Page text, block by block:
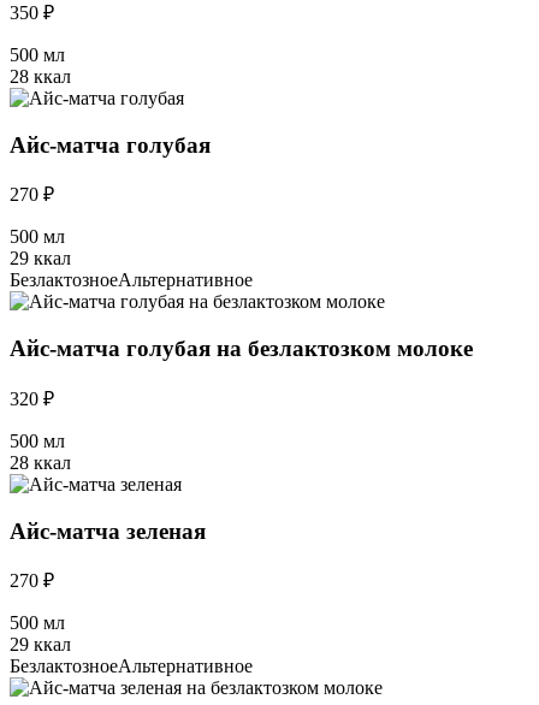
350 ₽
500 мл
28 ккал
Айс-матча голубая
270 ₽
500 мл
29 ккал
БезлактозноеАльтернативное
Айс-матча голубая на безлактозком молоке
320 ₽
500 мл
28 ккал
Айс-матча зеленая
270 ₽
500 мл
29 ккал
БезлактозноеАльтернативное